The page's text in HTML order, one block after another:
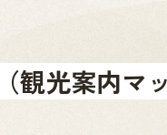
観光案内マ